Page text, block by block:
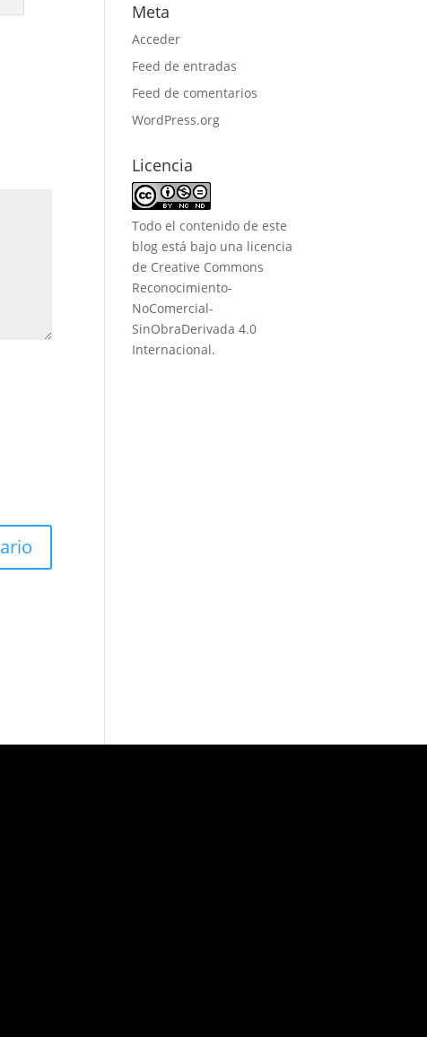
Meta
Acceder
Feed de entradas
Feed de comentarios
WordPress.org
Licencia
Todo el contenido de este
blog está bajo una licencia
de Creative Commons
Reconocimiento-
NoComercial-
SinObraDerivada 4.0
Internacional.